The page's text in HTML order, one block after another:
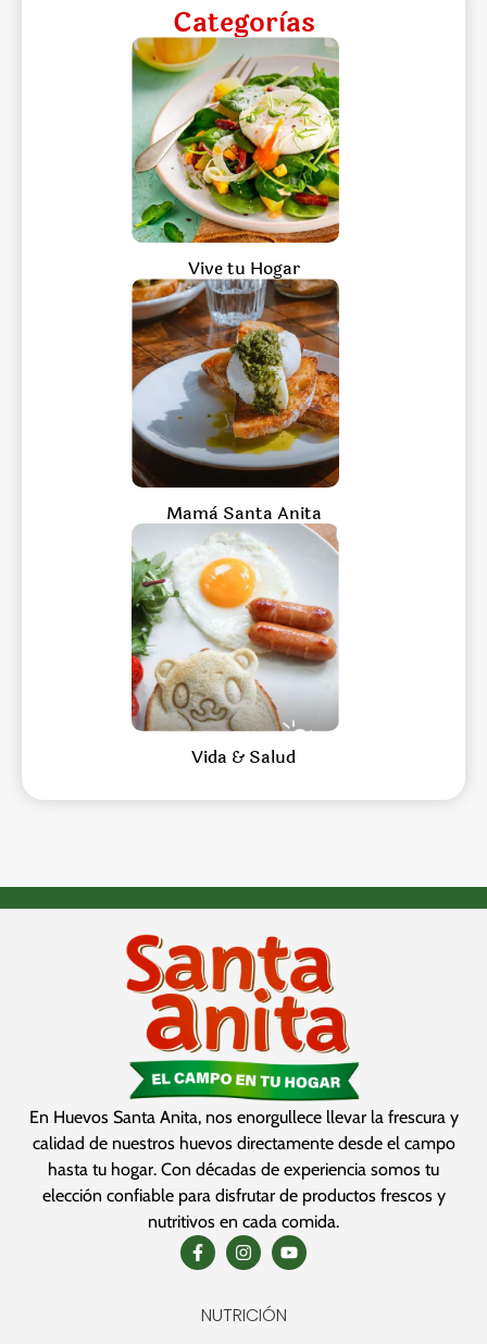
Categorìas
Vive tu Hogar
Mamà Santa Anita
Vida & Salud
En Huevos Santa Anita, nos enorgullece llevar la frescura y
calidad de nuestros huevos directamente desde el campo
hasta tu hogar. Con décadas de experiencia somos tu
elección confiable para disfrutar de productos frescos y
nutritivos en cada comida.
NUTRICIÓN